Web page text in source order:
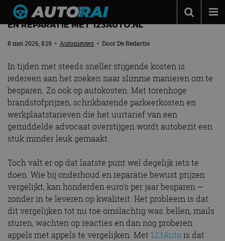
Autotests
Automerken
Adverteren
Contact
EENVOUDIG BESPAREN OP AUTO ONDERHOUD
EN REPARATIE MET 123AUTO.NL
8 mei 2026, 8:19 • Autonieuws • DoorDe Redactie
In tijden met steeds sneller stijgende kosten is
iedereen aan het zoeken naar slimme manieren om te
besparen. Zo ook op autokosten. Met torenhoge
brandstofprijzen, schrikbarende parkeerkosten en
werkplaatstarieven die het uurtarief van een
gemiddelde advocaat overstijgen wordt autobezit een
stuk minder leuk gemaakt.
Toch valt er op dat laatste punt wel degelijk iets te
doen. Wie bij onderhoud en reparatie bewust prijzen
vergelijkt, kan honderden euro’s per jaar besparen —
zonder in te leveren op kwaliteit. Het probleem is dat
dit vergelijken tot nu toe omslachtig was: bellen, mails
sturen, wachten op reacties en dan nog proberen
appels met appels te vergelijken. Met 123Autois dat